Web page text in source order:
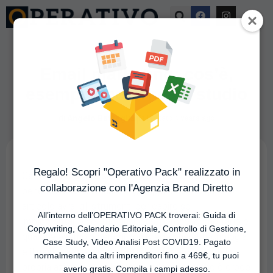
Email marketing: cos’è,
esempi e nostri casi studio
Angelo Battaglia |Pubblicato
Caro Imprenditore se ti stai chiedendo cos’è sto
benedetto email marketing, sappi che con questo
implementarlo nel tuo business, perché, come farlo e
qualche esempio per chi non crede che la tecnologia
e il marketing possano aiutarlo a far prosperare la
propria azienda e realizzare quella visione che è croce
Regalo! Scopri "Operativo Pack" realizzato in
collaborazione con l'Agenzia Brand Diretto
All’interno dell’OPERATIVO PACK troverai: Guida di
Copywriting, Calendario Editoriale, Controllo di Gestione,
Case Study, Video Analisi Post COVID19. Pagato
normalmente da altri imprenditori fino a 469€, tu puoi
averlo gratis. Compila i campi adesso.